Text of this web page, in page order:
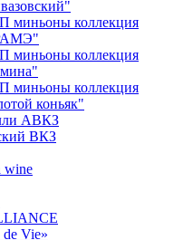
миньоны коллекция
миньоны коллекция
миньоны коллекция
коньяк"
АВКЗ
ВКЗ
wine
Vie»